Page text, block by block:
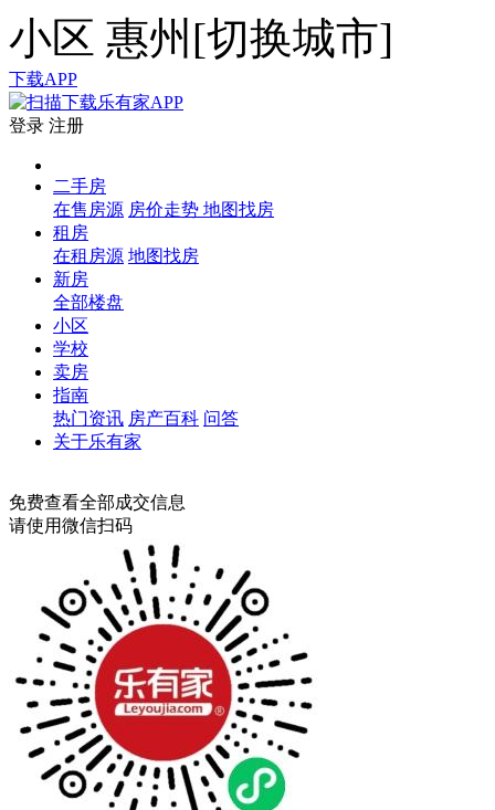
小区 惠州[切换城市]
下载APP
登录 注册
二手房
在售房源 房价走势 地图找房
租房
在租房源 地图找房
新房
全部楼盘
小区
学校
卖房
指南
热门资讯 房产百科 问答
关于乐有家
免费查看全部成交信息
请使用微信扫码